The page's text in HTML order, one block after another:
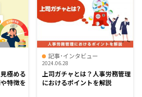
極める
特徴を
記事･インタビュー
2024.06.28
上司ガチャとは？人事労務管理
におけるポイントを解説